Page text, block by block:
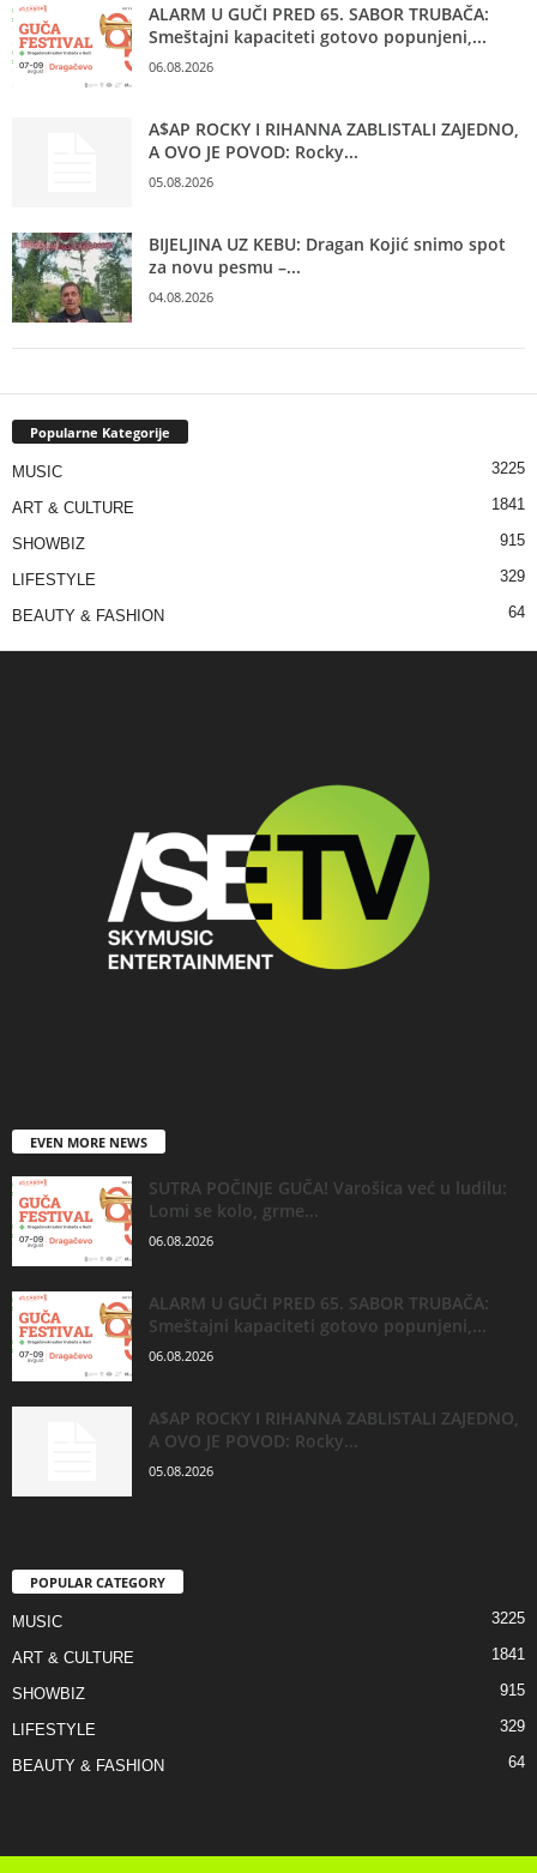
ALARM U GUČI PRED 65. SABOR TRUBAČA:
Smeštajni kapaciteti gotovo popunjeni,...
06.08.2026
A$AP ROCKY I RIHANNA ZABLISTALI ZAJEDNO,
A OVO JE POVOD: Rocky...
05.08.2026
BIJELJINA UZ KEBU: Dragan Kojić snimo spot
za novu pesmu –...
04.08.2026
Popularne Kategorije
MUSIC 3225
ART & CULTURE 1841
SHOWBIZ 915
LIFESTYLE 329
BEAUTY & FASHION 64
EVEN MORE NEWS
SUTRA POČINJE GUČA! Varošica već u ludilu:
Lomi se kolo, grme...
06.08.2026
ALARM U GUČI PRED 65. SABOR TRUBAČA:
Smeštajni kapaciteti gotovo popunjeni,...
06.08.2026
A$AP ROCKY I RIHANNA ZABLISTALI ZAJEDNO,
A OVO JE POVOD: Rocky...
05.08.2026
POPULAR CATEGORY
MUSIC 3225
ART & CULTURE 1841
SHOWBIZ 915
LIFESTYLE 329
BEAUTY & FASHION 64